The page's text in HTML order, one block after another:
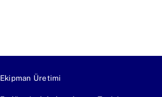
Ekipman Üretimi